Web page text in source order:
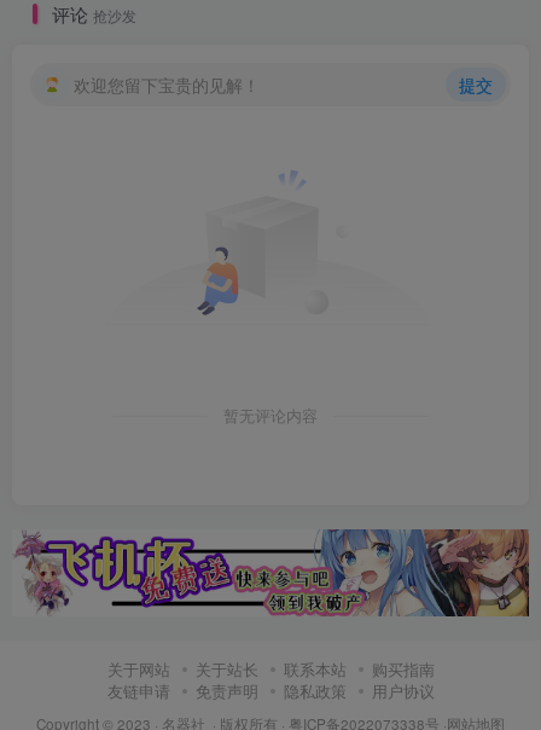
评论 抢沙发
欢迎您留下宝贵的见解！ 提交
暂无评论内容
关于网站 关于站长 联系本站
购买指南
友链申请
免责声明 隐私政策 用户协议
Copyright © 2023 · 名器社 · 版权所有 · 粤ICP备2022073338号 ·网站地图